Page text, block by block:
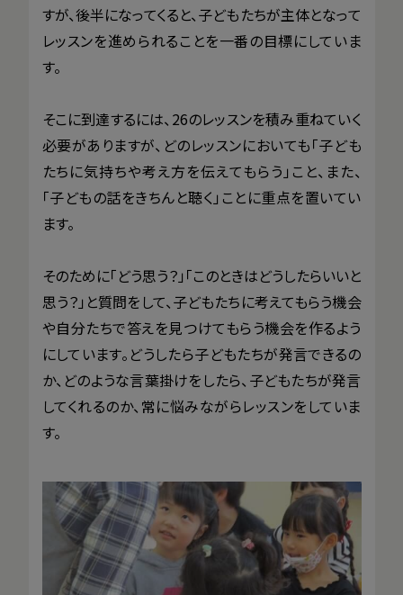
すが、後半になってくると、子どもたちが主体となって
レッスンを進められることを一番の目標にしていま
す。
そこに到達するには、26のレッスンを積み重ねていく
必要がありますが、どのレッスンにおいても「子ども
たちに気持ちや考え方を伝えてもらう」こと、また、
「子どもの話をきちんと聴く」ことに重点を置いてい
ます。
そのために「どう思う？」「このときはどうしたらいいと
思う？」と質問をして、子どもたちに考えてもらう機会
や自分たちで答えを見つけてもらう機会を作るよう
にしています。どうしたら子どもたちが発言できるの
か、どのような言葉掛けをしたら、子どもたちが発言
してくれるのか、常に悩みながらレッスンをしていま
す。